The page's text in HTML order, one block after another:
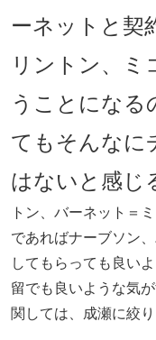
ーネットと契
リントン、ミ
うことになる
てもそんなに
はないと感じ
トン、バーネット＝
であればナーブソン
してもらっても良い
留でも良いような気
関しては、成瀬に絞